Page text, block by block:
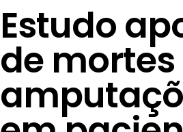
Estudo
de mortes